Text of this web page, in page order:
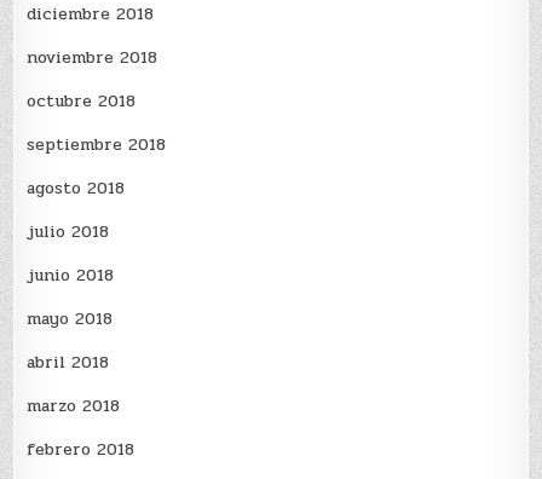
diciembre 2018
noviembre 2018
octubre 2018
septiembre 2018
agosto 2018
julio 2018
junio 2018
mayo 2018
abril 2018
marzo 2018
febrero 2018